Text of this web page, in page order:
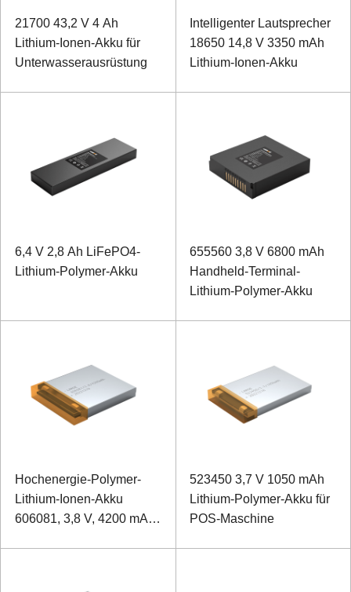
21700 43,2 V 4 Ah
Lithium-Ionen-Akku für
Unterwasserausrüstung
Intelligenter Lautsprecher
18650 14,8 V 3350 mAh
Lithium-Ionen-Akku
6,4 V 2,8 Ah LiFePO4-
Lithium-Polymer-Akku
655560 3,8 V 6800 mAh
Handheld-Terminal-
Lithium-Polymer-Akku
Hochenergie-Polymer-
Lithium-Ionen-Akku
606081, 3,8 V, 4200 mAh,
523450 3,7 V 1050 mAh
Lithium-Polymer-Akku für
POS-Maschine